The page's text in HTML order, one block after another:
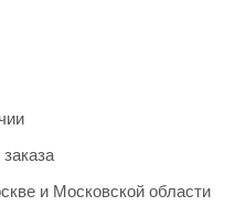
и Московской области